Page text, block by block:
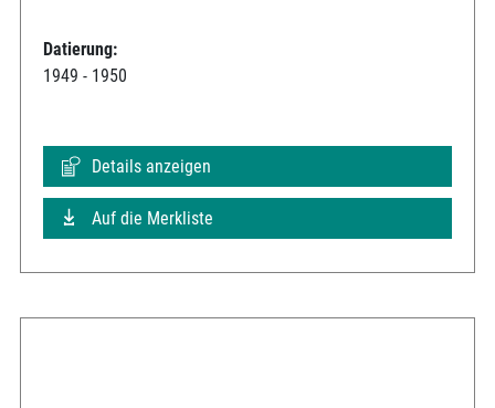
Datierung:
1949 - 1950
Details anzeigen
Auf die Merkliste